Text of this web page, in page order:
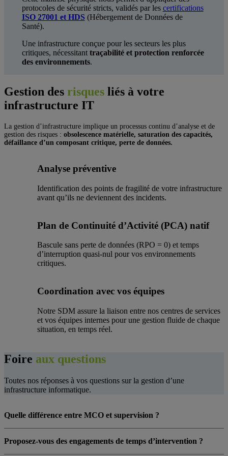
protocoles de sécurité stricts, validés par les certifications
ISO 27001 et HDS (Hébergement de Données de
Santé).
Une infrastructure conçue pour les secteurs les plus
critiques, nécessitant traçabilité et protection renforcée
des environnements.
Gestion des risques liés à votre
infrastructure IT
La gestion d’infrastructure implique un processus continu d’analyse et de
gestion des risques : obsolescence matérielle, saturation des capacités,
défaillance d’un composant critique, perte de données.
Analyse préventive
Identification des points de fragilité de votre infrastructure
avant qu’ils ne deviennent des incidents.
Plan de Continuité d’Activité (PCA) natif
Bascule sans perte de données (RPO = 0) et temps
d’interruption quasi-nul pour vos environnements
critiques.
Coordination avec vos équipes
Notre SDM assure la liaison entre nos centres de services
et vos équipes internes pour une gestion fluide de chaque
situation, en temps réel.
Foire aux questions
Toutes nos réponses à vos questions sur la gestion d’une
infrastructure informatique.
Quelle différence entre MCO et supervision ?
Proposez-vous des engagements de temps d’intervention ?